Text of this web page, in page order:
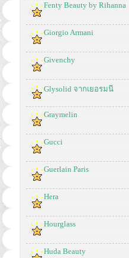
Fenty Beauty by Rihanna
Giorgio Armani
Givenchy
Glysolid จากเยอรมนี
Graymelin
Gucci
Guerlain Paris
Hera
Hourglass
Huda Beauty